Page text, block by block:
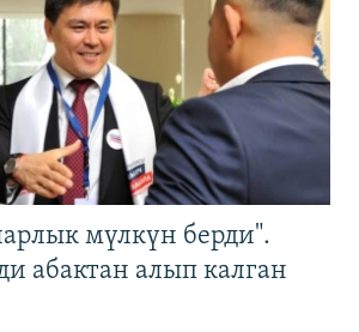
мүлкүн берди".
абактан алып калган